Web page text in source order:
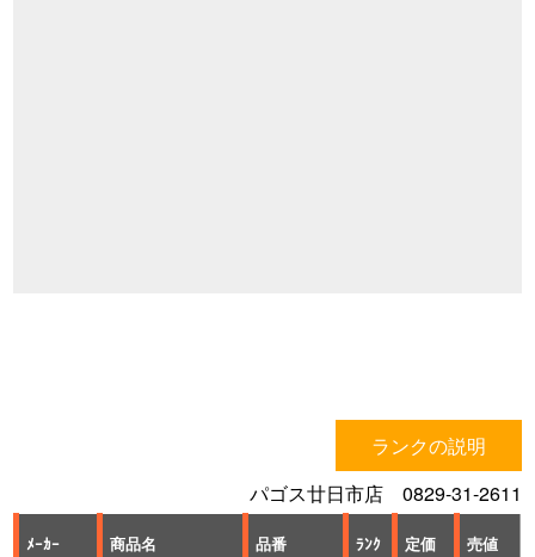
ランクの説明
パゴス廿日市店 0829-31-2611
ﾒｰｶｰ 商品名 品番 ﾗﾝｸ 定価 売値